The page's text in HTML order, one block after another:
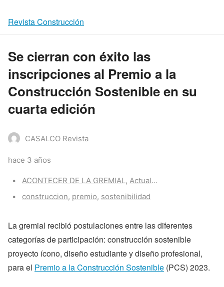
Revista Construcción
Se cierran con éxito las
inscripciones al Premio a la
Construcción Sostenible en su
cuarta edición
CASALCO Revista
hace 3 años
Categories:
ACONTECER DE LA GREMIAL, Actualidad CASALCO
Tags:
construccion, premio, sostenibilidad
La gremial recibió postulaciones entre las diferentes
categorías de participación: construcción sostenible
proyecto ícono, diseño estudiante y diseño profesional,
para el Premio a la Construcción Sostenible (PCS) 2023.